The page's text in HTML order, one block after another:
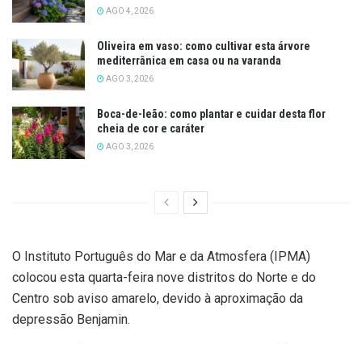
AGO 4, 2026
Oliveira em vaso: como cultivar esta árvore
mediterrânica em casa ou na varanda
AGO 3, 2026
Boca-de-leão: como plantar e cuidar desta flor
cheia de cor e caráter
AGO 3, 2026
O Instituto Português do Mar e da Atmosfera (IPMA)
colocou esta quarta-feira nove distritos do Norte e do
Centro sob aviso amarelo, devido à aproximação da
depressão Benjamin.